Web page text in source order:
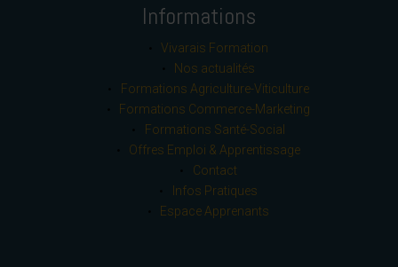
Informations
Vivarais Formation
Nos actualités
Formations Agriculture-Viticulture
Formations Commerce-Marketing
Formations Santé-Social
Offres Emploi & Apprentissage
Contact
Infos Pratiques
Espace Apprenants